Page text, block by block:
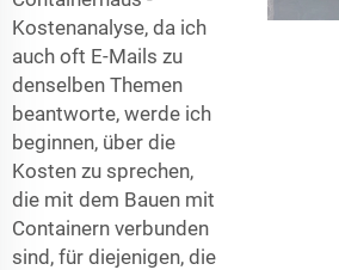
Kostenanalyse, da ich
auch oft E-Mails zu
denselben Themen
beantworte, werde ich
beginnen, über die
Kosten zu sprechen,
die mit dem Bauen mit
Containern verbunden
sind, für diejenigen, die